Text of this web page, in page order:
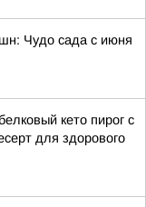
Чудо сада с июня
кето пирог с
для здорового